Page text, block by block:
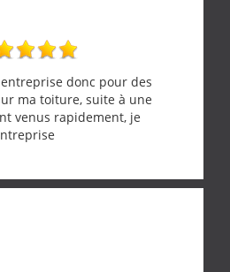
entreprise donc pour des
ma toiture, suite à une
venus rapidement, je